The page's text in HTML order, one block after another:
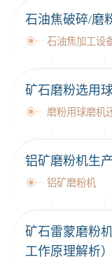
石油焦破碎/磨
石油焦加工设
矿石磨粉选用
磨粉用球磨机
铝矿磨粉机生
铝矿磨粉机
矿石雷蒙磨粉
工作原理解析）